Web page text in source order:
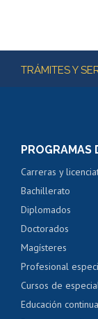
Más
TRÁMITES Y
PROGRAMAS
Carreras y
Bachillerato
Diplomados
Doctorados
Magísteres
Profesional
Cursos de
Educación continua